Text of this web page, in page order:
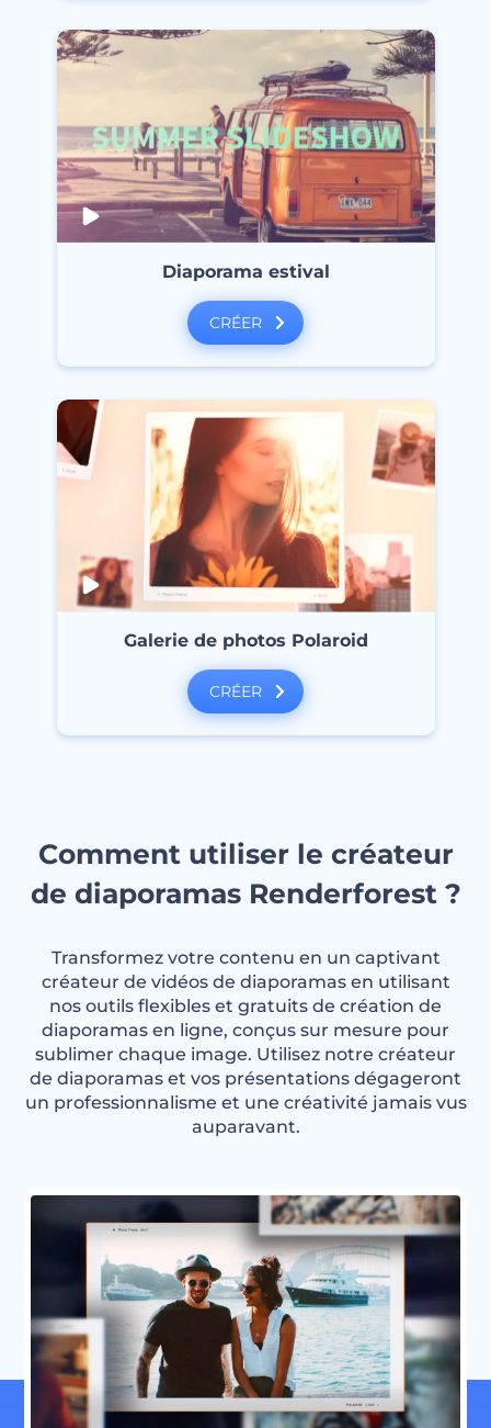
Diaporama estival
CRÉER
Galerie de photos Polaroid
CRÉER
Comment utiliser le créateur
de diaporamas Renderforest ?
Transformez votre contenu en un captivant
créateur de vidéos de diaporamas en utilisant
nos outils flexibles et gratuits de création de
diaporamas en ligne, conçus sur mesure pour
sublimer chaque image. Utilisez notre créateur
de diaporamas et vos présentations dégageront
un professionnalisme et une créativité jamais vus
auparavant.